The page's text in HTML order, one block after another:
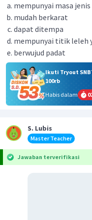
mempunyai masa
mudah berkarat
dapat ditempa
mempunyai titik leleh
berwujud padat
Ikuti Tryout
100rb
Habis dalam
S. Lubis
Master Teacher
Jawaban terverifikasi